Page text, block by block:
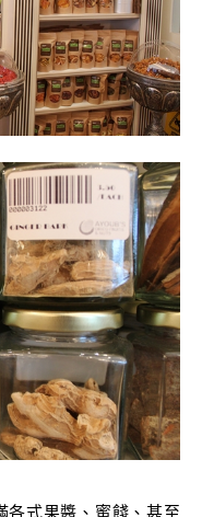
各式果醬、蜜餞、甚至